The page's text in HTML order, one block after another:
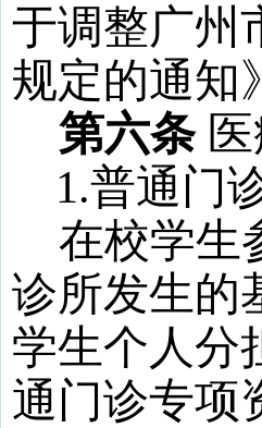
于调整广州
规定的通知
第六条医
1.普通门
在校学生
诊所发生的
学生个人分
通门诊专项